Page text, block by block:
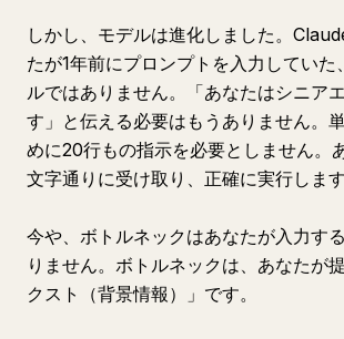
しかし、モデルは進化しました。
たが1年前にプロンプトを入力していた
ルではありません。「あなたはシニア
す」と伝える必要はもうありません。
めに20行もの指示を必要としません。
文字通りに受け取り、正確に実行します
今や、ボトルネックはあなたが入力す
りません。ボトルネックは、あなたが
クスト（背景情報）」です。